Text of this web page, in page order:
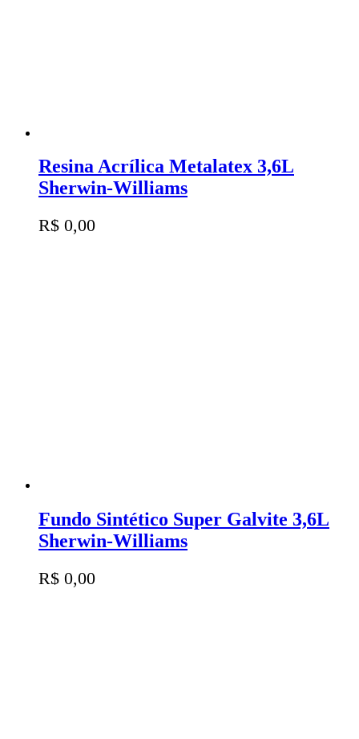
Resina Acrílica Metalatex 3,6L
Sherwin-Williams
R$ 0,00
Fundo Sintético Super Galvite 3,6L
Sherwin-Williams
R$ 0,00